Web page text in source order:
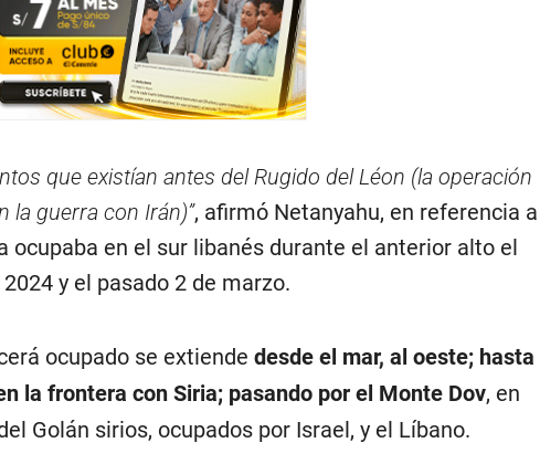
que existían antes del Rugido del Léon (la operación
la guerra con Irán)”, afirmó Netanyahu, en referencia a
ocupaba en el sur libanés durante el anterior alto el
y el pasado 2 de marzo.
ocupado se extiende desde el mar, al oeste; hasta
la frontera con Siria; pasando por el Monte Dov, en
Golán sirios, ocupados por Israel, y el Líbano.